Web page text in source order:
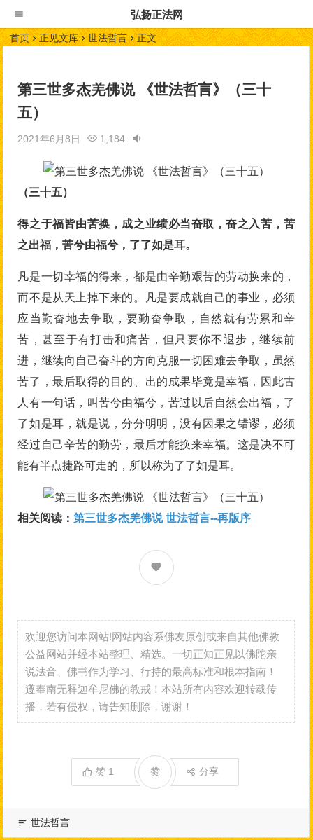
弘扬正法网
首页 正见文库 世法哲言 正文
第三世多杰羌佛说 《世法哲言》（三十
五）
2021年6月8日 1,184
（三十五）
得之于福皆由苦换，成之业绩必当奋取，奋之入苦，苦
之出福，苦兮由福兮，了了如是耳。
凡是一切幸福的得来，都是由辛勤艰苦的劳动换来的，
而不是从天上掉下来的。凡是要成就自己的事业，必须
应当勤奋地去争取，要勤奋争取，自然就有劳累和辛
苦，甚至于有打击和痛苦，但只要你不退步，继续前
进，继续向自己奋斗的方向克服一切困难去争取，虽然
苦了，最后取得的目的、出的成果毕竟是幸福，因此古
人有一句话，叫苦兮由福兮，苦过以后自然会出福，了
了如是耳，就是说，分分明明，没有因果之错谬，必须
经过自己辛苦的勤劳，最后才能换来幸福。这是决不可
能有半点捷路可走的，所以称为了了如是耳。
相关阅读：第三世多杰羌佛说 世法哲言--再版序
欢迎您访问本网站!网站内容系佛友原创或来自其他佛教
公益网站并经本站整理、精选。一切正知正见以佛陀亲
说法音、佛书作为学习、行持的最高标准和根本指南！
遵奉南无释迦牟尼佛的教戒！本站所有内容欢迎转载传
播，若有侵权，请告知删除，谢谢！
赞 1 分享
赞
世法哲言